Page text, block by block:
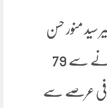
منور حسن
طویل علالت کے بعد حرکت قلب بند ہوجانے سے 79
عرصے سے